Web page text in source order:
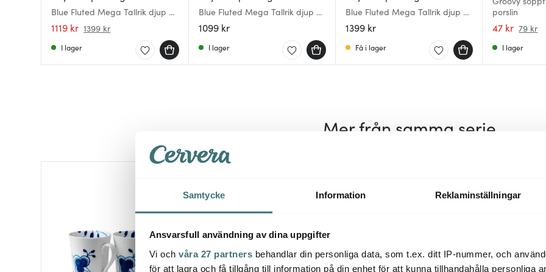
Samtycke Information Reklaminställningar
Ansvarsfull användning av dina uppgifter
Vi och våra 27 partners behandlar din personliga data, som t.ex. ditt IP-nummer, och
för att lagra och få tillgång till information på din enhet för att kunna tillhandahålla personliga
Blue Fluted Mega Tallrik djup 24
cm dekor 2
1119 kr 1399 kr
I lager
Blue Fluted Mega Tallrik djup 20
cm
1099 kr
I lager
Blue Fluted Mega Tallrik djup 25
cm
1399 kr
Få i lager
porslin
47 kr 79 kr
I lager
Mer från samma serie